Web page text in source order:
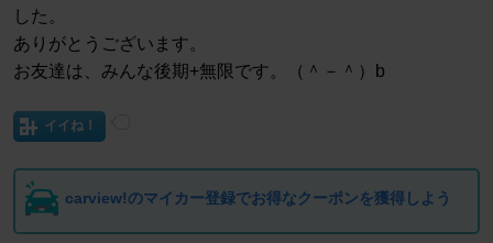
した。
ありがとうございます。
お友達は、みんな後期+無限です。（＾－＾）b
イイね！
carview!のマイカー登録でお得なクーポンを獲得しよう